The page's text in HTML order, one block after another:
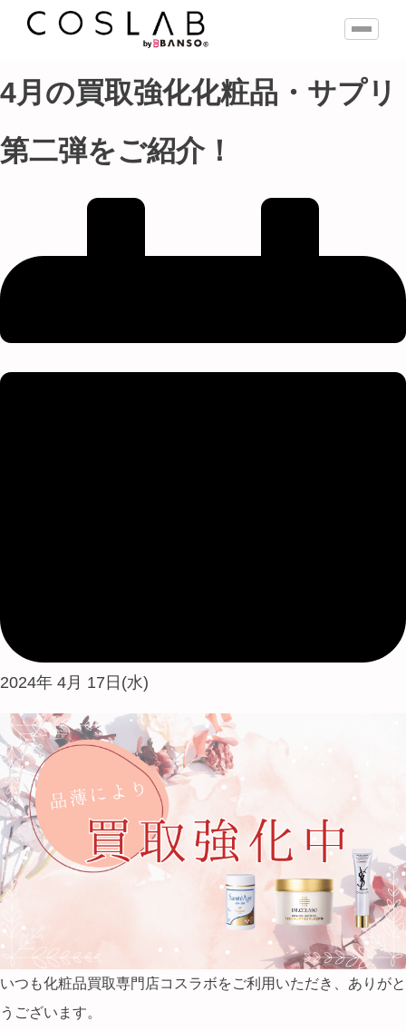
4月の買取強化化粧品・サプリ
第二弾をご紹介！
2024年 4月 17日(水)
いつも化粧品買取専門店コスラボをご利用いただき、ありがと
うございます。